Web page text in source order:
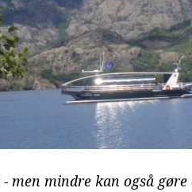
- men mindre kan også gøre